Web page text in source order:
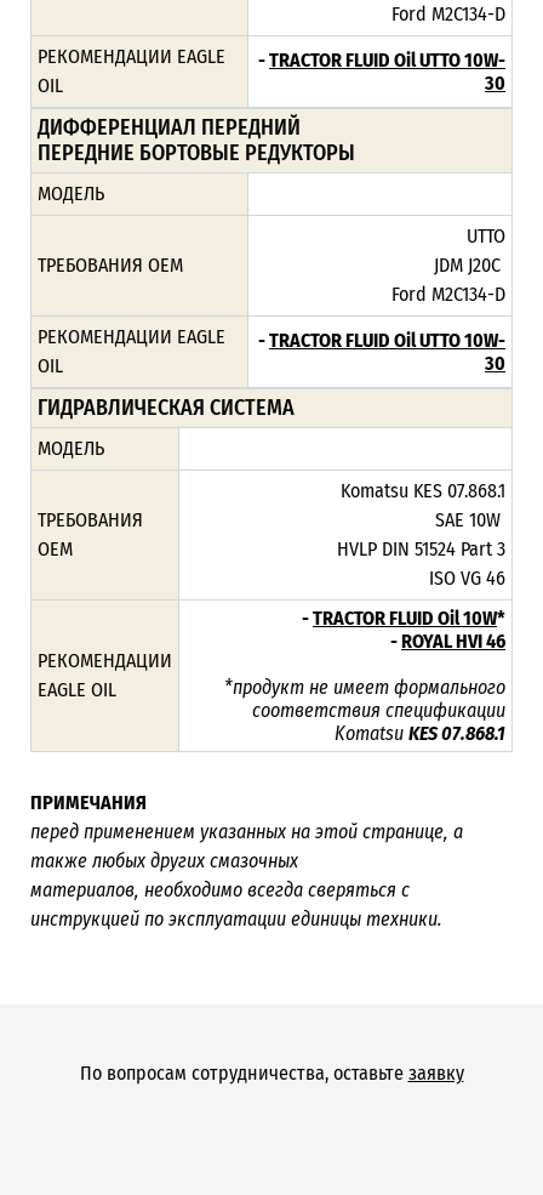
Ford M2C134-D
РЕКОМЕНДАЦИИ EAGLE
OIL
-TRACTOR FLUID Oil UTTO 10W-
30
ДИФФЕРЕНЦИАЛ ПЕРЕДНИЙ
ПЕРЕДНИЕ БОРТОВЫЕ РЕДУКТОРЫ
МОДЕЛЬ
ТРЕБОВАНИЯ ОЕМ
UTTO
JDM J20C
Ford M2C134-D
РЕКОМЕНДАЦИИ EAGLE
OIL
-TRACTOR FLUID Oil UTTO 10W-
30
ГИДРАВЛИЧЕСКАЯ СИСТЕМА
МОДЕЛЬ
ТРЕБОВАНИЯ
ОЕМ
Komatsu KES 07.868.1
SAE 10W
HVLP DIN 51524 Part 3
ISO VG 46
РЕКОМЕНДАЦИИ
EAGLE OIL
-TRACTOR FLUID Oil 10W*
-ROYAL HVI 46
*продукт не имеет формального
соответствия спецификации
Komatsu KES 07.868.1
ПРИМЕЧАНИЯ
перед применением указанных на этой странице, а
также любых других смазочных
материалов, необходимо всегда сверяться с
инструкцией по эксплуатации единицы техники.
По вопросам сотрудничества, оставьте заявку